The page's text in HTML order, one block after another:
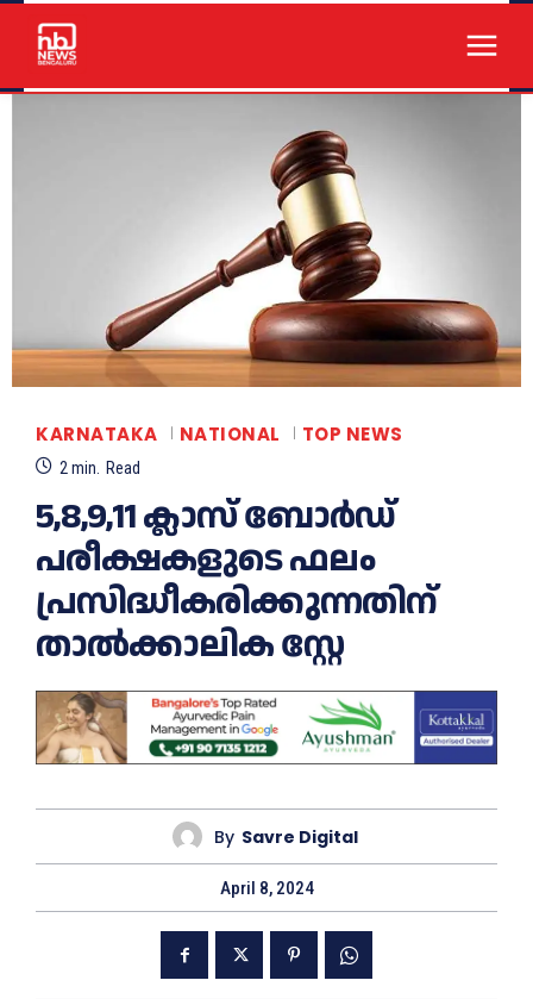
KARNATAKA NATIONAL TOP NEWS
2 min. Read
5,8,9,11 ക്ലാസ് ബോർഡ്‌
പരീക്ഷകളുടെ ഫലം
പ്രസിദ്ധീകരിക്കുന്നതിന്
താൽക്കാലിക സ്റ്റേ
By Savre Digital
April 8, 2024